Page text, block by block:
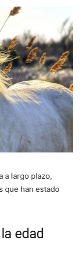
a largo plazo,
que han estado
edad